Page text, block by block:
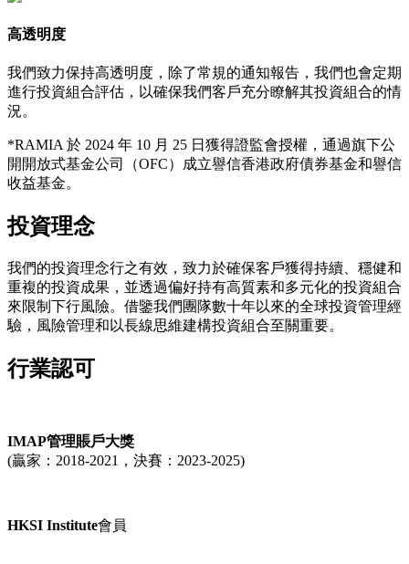
高透明度
我們致力保持高透明度，除了常規的通知報告，我們也會定期
進行投資組合評估，以確保我們客戶充分瞭解其投資組合的情
況。
*RAMIA 於 2024 年 10 月 25 日獲得證監會授權，通過旗下公
開開放式基金公司（OFC）成立譽信香港政府債券基金和譽信
收益基金。
投資理念
我們的投資理念行之有效，致力於確保客戶獲得持續、穩健和
重複的投資成果，並透過偏好持有高質素和多元化的投資組合
來限制下行風險。借鑒我們團隊數十年以來的全球投資管理經
驗，風險管理和以長線思維建構投資組合至關重要。
行業認可
IMAP管理賬戶大獎
(贏家：2018-2021，決賽：2023-2025)
HKSI Institute會員